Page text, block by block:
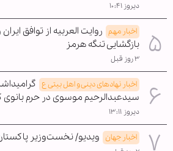
دیروز ۱۰:۴۱
اخبار مهم روایت العربیه از توافق
بازگشایی تنگه هرمز
۳ روز قبل
اخبار نهادهای دینی و اهل بیتی ع
سیدعبدالرحیم موسوی در حرم بانوی
دیروز ۱۳:۱۱
اخبار جهان ویدیو/ نخست‌وزیر